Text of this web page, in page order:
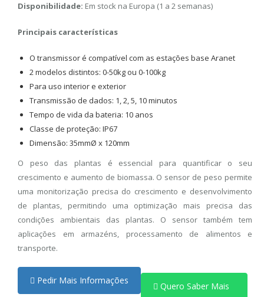
Disponibilidade: Em stock na Europa (1 a 2 semanas)
Principais características
O transmissor é compatível com as estações base Aranet
2 modelos distintos: 0-50kg ou 0-100kg
Para uso interior e exterior
Transmissão de dados: 1, 2, 5, 10 minutos
Tempo de vida da bateria: 10 anos
Classe de proteção: IP67
Dimensão: 35mmØ x 120mm
O peso das plantas é essencial para quantificar o seu
crescimento e aumento de biomassa. O sensor de peso permite
uma monitorização precisa do crescimento e desenvolvimento
de plantas, permitindo uma optimização mais precisa das
condições ambientais das plantas. O sensor também tem
aplicações em armazéns, processamento de alimentos e
transporte.
Pedir Mais Informações
Quero Saber Mais